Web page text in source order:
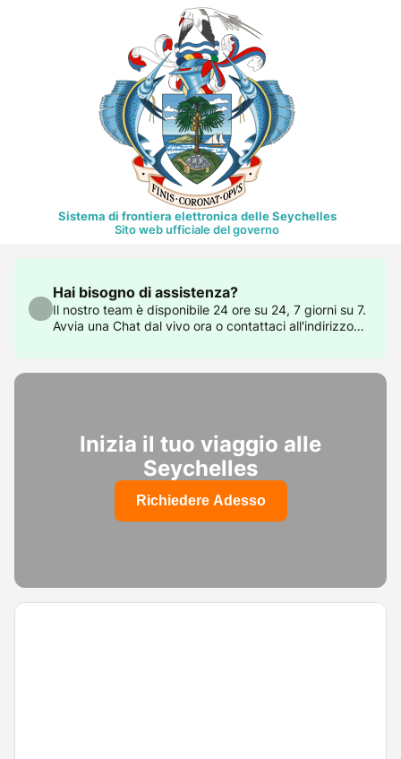
Sistema di frontiera elettronica delle Seychelles
Sito web ufficiale del governo
Hai bisogno di assistenza?
Il nostro team è disponibile 24 ore su 24, 7 giorni su 7.
Avvia una Chat dal vivo ora o contattaci all'indirizzo
Inizia il tuo viaggio alle
Seychelles
Richiedere Adesso